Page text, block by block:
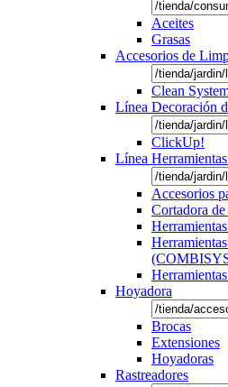
Aceites
Grasas
Accesorios de
Clean
Línea Decoración
ClickUp!
Línea
Accesorios
Cortadora
Hoyadora
Brocas
Extensiones
Hoyadoras
Rastreadores